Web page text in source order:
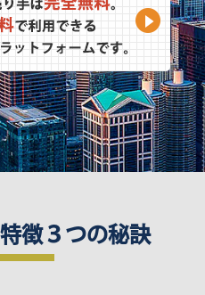
徴３ つの秘訣